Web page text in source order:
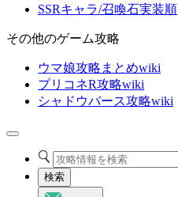
SSRキャラ/召喚石実装順
その他のゲーム攻略
ウマ娘攻略まとめwiki
プリコネR攻略wiki
シャドウバース攻略wiki
検索